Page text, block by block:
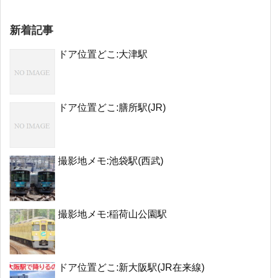
新着記事
ドア位置どこ:大津駅
ドア位置どこ:膳所駅(JR)
撮影地メモ:池袋駅(西武)
撮影地メモ:稲荷山公園駅
ドア位置どこ:新大阪駅(JR在来線)